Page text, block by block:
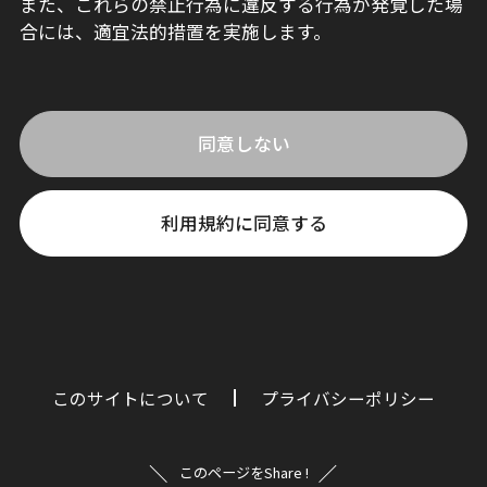
合には、適宜法的措置を実施します。
同意しない
利用規約に同意する
このサイトについて プライバシーポリシー
このページをShare !